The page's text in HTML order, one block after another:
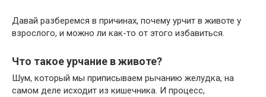
Давай разберемся в причинах, почему урчит в животе у
взрослого, и можно ли как-то от этого избавиться.
Что такое урчание в животе?
Шум, который мы приписываем рычанию желудка, на
самом деле исходит из кишечника. И процесс,